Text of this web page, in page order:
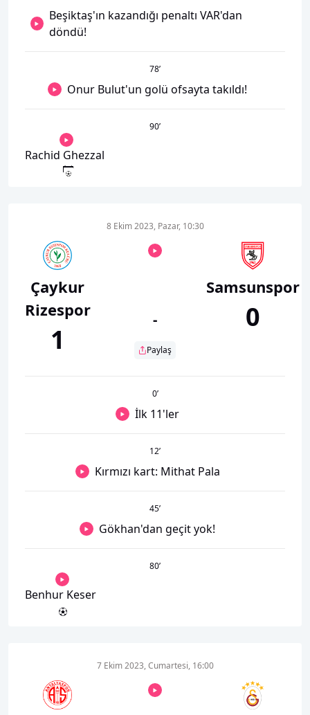
Beşiktaş'ın kazandığı penaltı VAR'dan
döndü!
78’
Onur Bulut'un golü ofsayta takıldı!
90’
Rachid Ghezzal
Çaykur
Rizespor
1
8 Ekim 2023, Pazar, 10:30
-
Paylaş
Samsunspor
0
0’
İlk 11'ler
12’
Kırmızı kart: Mithat Pala
45’
Gökhan'dan geçit yok!
80’
Benhur Keser
7 Ekim 2023, Cumartesi, 16:00